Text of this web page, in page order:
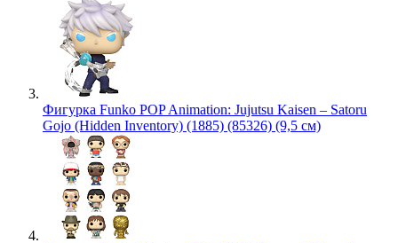
Фигурка Funko POP Animation: Jujutsu Kaisen – Satoru
Gojo (Hidden Inventory) (1885) (85326) (9,5 см)